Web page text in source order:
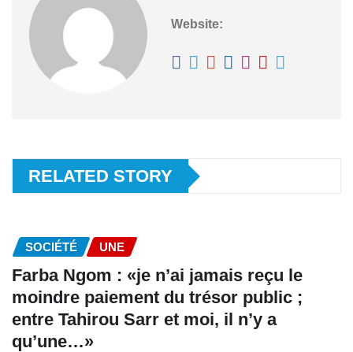
Website:
RELATED STORY
SOCIÉTÉ UNE
Farba Ngom : «je n’ai jamais reçu le
moindre paiement du trésor public ;
entre Tahirou Sarr et moi, il n’y a
qu’une…»